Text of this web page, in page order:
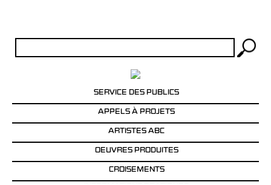
SERVICE DES PUBLICS
APPELS À PROJETS
ARTISTES ABC
OEUVRES PRODUITES
CROISEMENTS